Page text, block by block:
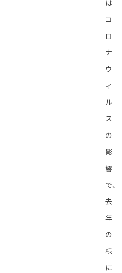
は
コ
ロ
ナ
ウ
ィ
ル
ス
の
影
響
で、
去
年
の
様
に